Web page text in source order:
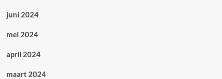
juni 2024
mei 2024
april 2024
maart 2024